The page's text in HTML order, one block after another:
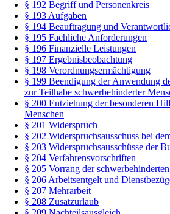
§ 192 Begriff und Personenkreis
§ 193 Aufgaben
§ 194 Beauftragung und
§ 195 Fachliche Anforderungen
§ 196 Finanzielle Leistungen
§ 197 Ergebnisbeobachtung
§ 198 Verordnungsermächtigung
§ 199 Beendigung der Anwendung
zur Teilhabe schwerbehinderter
§ 200 Entziehung der besonderen
Menschen
§ 201 Widerspruch
§ 202 Widerspruchsausschuss bei
§ 203 Widerspruchsausschüsse der
§ 204 Verfahrensvorschriften
§ 205 Vorrang der
§ 206 Arbeitsentgelt und
§ 207 Mehrarbeit
§ 208 Zusatzurlaub